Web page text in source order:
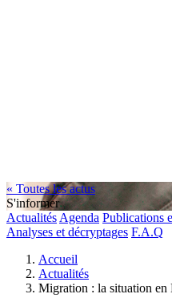
« Toutes les actus
S'informer
Actualités Agenda Publications
Analyses et décryptages F.A.Q
Accueil
Actualités
Migration : la situation en